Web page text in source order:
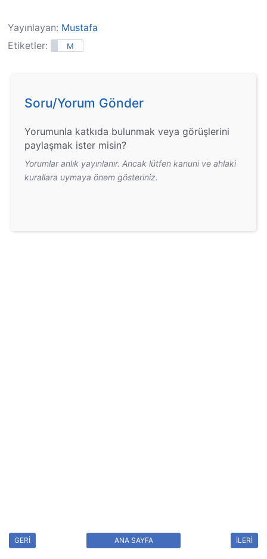
Yayınlayan: Mustafa
Etiketler:
M
Soru/Yorum Gönder
Yorumunla katkıda bulunmak veya görüşlerini
paylaşmak ister misin?
Yorumlar anlık yayınlanır. Ancak lütfen kanuni ve ahlaki
kurallara uymaya önem gösteriniz.
GERİ İLERİ
ANA SAYFA